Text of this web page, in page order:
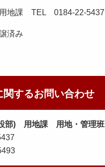
用地課 TEL 0184-22-5437
済み
関するお問い合わせ
部) 用地課 用地・管理班